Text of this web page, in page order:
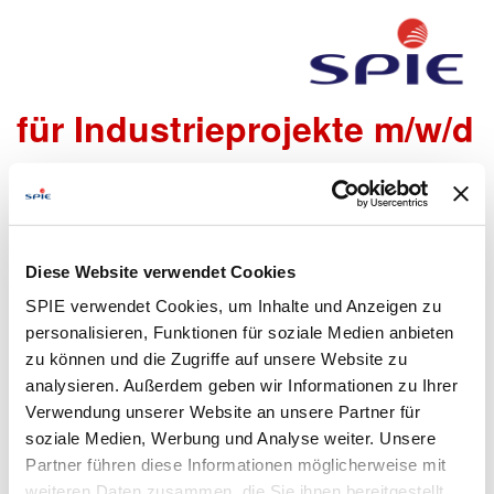
Diese Website verwendet Cookies
SPIE verwendet Cookies, um Inhalte und Anzeigen zu
personalisieren, Funktionen für soziale Medien anbieten
zu können und die Zugriffe auf unsere Website zu
analysieren. Außerdem geben wir Informationen zu Ihrer
Verwendung unserer Website an unsere Partner für
soziale Medien, Werbung und Analyse weiter. Unsere
Partner führen diese Informationen möglicherweise mit
Projektleiter Elektrotechnik
für Industrieprojekte m/w/d
Wir freuen uns sehr, dass Du Dich bei uns bewerben
möchtest!
Um den Bewerbungsprozess für Dich so einfach wie
an, um Daten zu übermitteln:
Bewerbungsformular
ausfüllen
Lebenslauf
hochladen